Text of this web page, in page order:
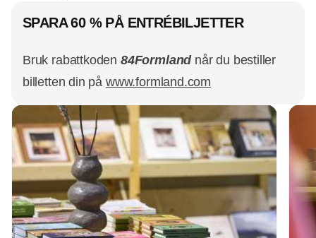
SPARA 60 % PÅ ENTRÉBILJETTER
Bruk rabattkoden 84Formlandnår du bestiller
billetten din på www.formland.com